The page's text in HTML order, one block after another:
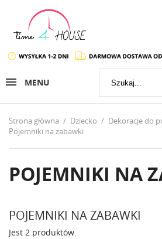
MENU
Strona główna Dziecko
Dekoracje do
Pojemniki na zabawki
POJEMNIKI NA
POJEMNIKI NA ZABAWKI
Jest 2 produktów.